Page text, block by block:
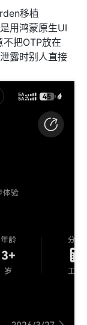
移植
是用鸿蒙原生UI
把OTP放在
露时别人直接